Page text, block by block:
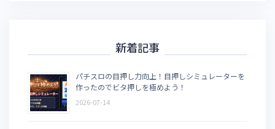
新着記事
パチスロの目押し力向上！目押しシミュレーターを
作ったのでビタ押しを極めよう！
2026-07-14